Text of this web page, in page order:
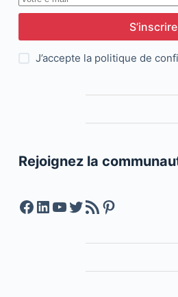
S’inscrire
J’accepte la politique de
Rejoignez la
Facebook
LinkedIn
YouTube
Twitter
Feed RSSPinterest